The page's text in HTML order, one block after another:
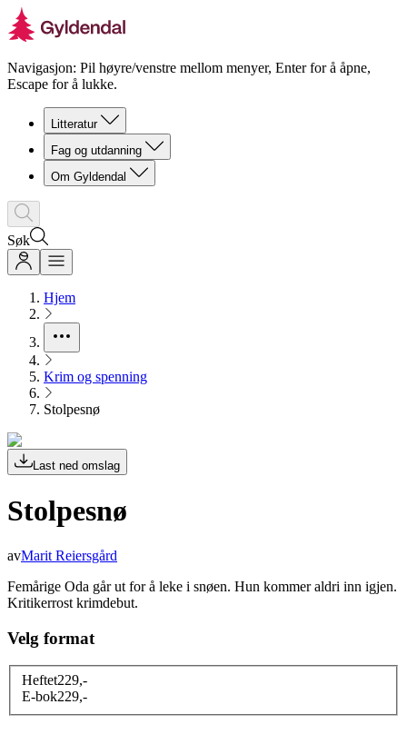
Navigasjon: Pil høyre/venstre mellom menyer, Enter for å åpne,
Escape for å lukke.
Litteratur
Fag og utdanning
Om Gyldendal
Søk
Hjem
Krim og spenning
Stolpesnø
Last ned omslag
Stolpesnø
avMarit Reiersgård
Femårige Oda går ut for å leke i snøen. Hun kommer aldri inn igjen.
Kritikerrost krimdebut.
Velg format
Heftet229,-
E-bok229,-